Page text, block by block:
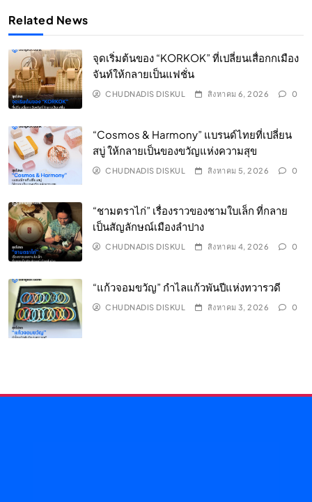
Related News
จุดเริ่มต้นของ “KORKOK” ที่เปลี่ยนเสื่อกกเมือง
จันท์ให้กลายเป็นแฟชั่น
CHUDNADIS DISKUL สิงหาคม 6, 2026 0
“Cosmos & Harmony” แบรนด์ไทยที่เปลี่ยน
สบู่ ให้กลายเป็นของขวัญแห่งความสุข
CHUDNADIS DISKUL สิงหาคม 5, 2026 0
“ชามตราไก่” เรื่องราวของชามใบเล็ก ที่กลาย
เป็นสัญลักษณ์เมืองลำปาง
CHUDNADIS DISKUL สิงหาคม 4, 2026 0
“แก้วจอมขวัญ” กำไลแก้วพันปีแห่งทวารวดี
CHUDNADIS DISKUL สิงหาคม 3, 2026 0